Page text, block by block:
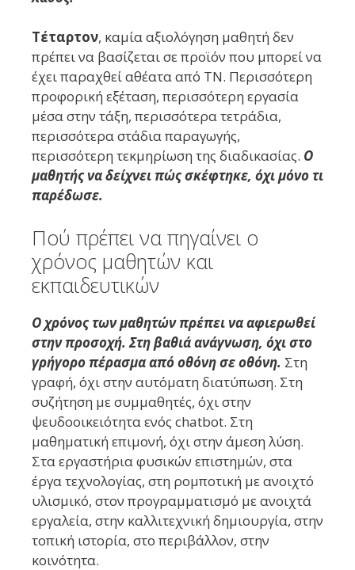
Τέταρτον, καμία αξιολόγηση μαθητή δεν
πρέπει να βασίζεται σε προϊόν που μπορεί να
έχει παραχθεί αθέατα από ΤΝ. Περισσότερη
προφορική εξέταση, περισσότερη εργασία
μέσα στην τάξη, περισσότερα τετράδια,
περισσότερα στάδια παραγωγής,
περισσότερη τεκμηρίωση της διαδικασίας. Ο
μαθητής να δείχνει πώς σκέφτηκε, όχι μόνο τι
παρέδωσε.
Πού πρέπει να πηγαίνει ο
χρόνος μαθητών και
εκπαιδευτικών
Ο χρόνος των μαθητών πρέπει να αφιερωθεί
στην προσοχή. Στη βαθιά ανάγνωση, όχι στο
γρήγορο πέρασμα από οθόνη σε οθόνη. Στη
γραφή, όχι στην αυτόματη διατύπωση. Στη
συζήτηση με συμμαθητές, όχι στην
ψευδοοικειότητα ενός chatbot. Στη
μαθηματική επιμονή, όχι στην άμεση λύση.
Στα εργαστήρια φυσικών επιστημών, στα
έργα τεχνολογίας, στη ρομποτική με ανοιχτό
υλισμικό, στον προγραμματισμό με ανοιχτά
εργαλεία, στην καλλιτεχνική δημιουργία, στην
τοπική ιστορία, στο περιβάλλον, στην
κοινότητα.